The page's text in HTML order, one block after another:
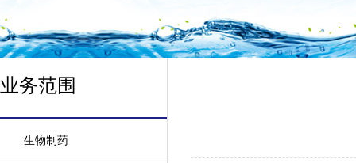
业务范围
生物制药